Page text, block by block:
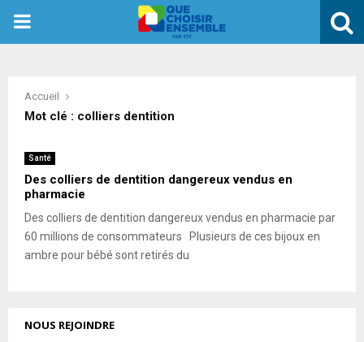
PRIMARY
Accueil
Mot clé : colliers dentition
Santé
Des colliers de dentition dangereux vendus en
pharmacie
Des colliers de dentition dangereux vendus en pharmacie par
60 millions de consommateurs Plusieurs de ces bijoux en
ambre pour bébé sont retirés du
NOUS REJOINDRE